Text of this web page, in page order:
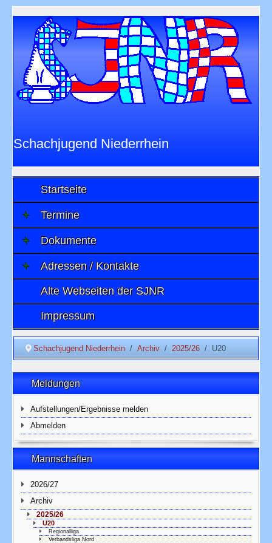
Schachjugend Niederrhein
imNiederrheinischen Schachverband 1901
e.V.
Startseite
Termine
Dokumente
Adressen / Kontakte
Alte Webseiten der SJNR
Impressum
Schachjugend Niederrhein Archiv 2025/26 U20
Meldungen
Aufstellungen/Ergebnisse melden
Abmelden
Mannschaften
2026/27
Archiv
2025/26
U20
Regionalliga
Verbandsliga Nord